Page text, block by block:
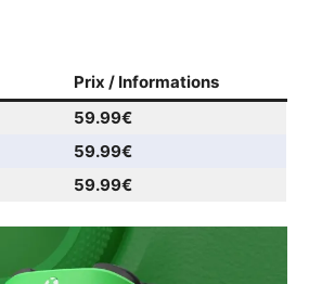
Prix / Informations
59.99€
59.99€
59.99€